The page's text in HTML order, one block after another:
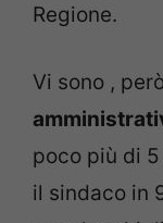
Regione.
Vi sono ,
poco più di
il sindaco in